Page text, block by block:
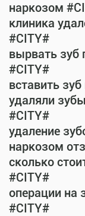
наркозом
клиника
#CITY#
вырвать зуб
#CITY#
вставить
удаляли
#CITY#
удаление
наркозом
сколько
#CITY#
операции на
#CITY#